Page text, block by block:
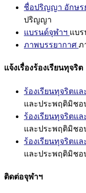
ชื่อปริญญา อักษ
ปริญญา
แบรนด์จุฬาฯ แบร
ภาพบรรยากาศ ภ
แจ้งเรื่องร้องเรียนทุจริต
ร้องเรียนทุจริตแ
และประพฤติมิชอ
ร้องเรียนทุจริตแ
และประพฤติมิชอ
ร้องเรียนทุจริตแ
และประพฤติมิชอ
ติดต่อจุฬาฯ